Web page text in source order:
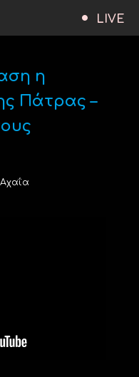
LIVE
η
Πάτρας –
Αχαΐα